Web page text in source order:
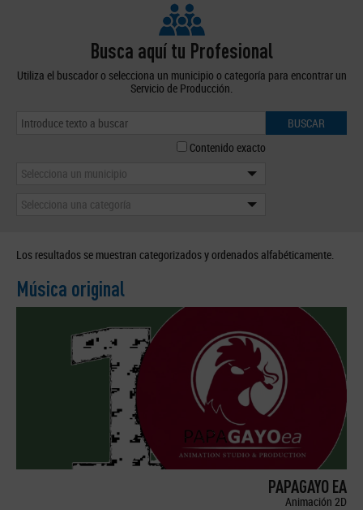
Busca aquí tu Profesional
Utiliza el buscador o selecciona un municipio o categoría para encontrar un
Servicio de Producción.
BUSCAR
Contenido exacto
Selecciona un municipio
Selecciona una categoría
Los resultados se muestran categorizados y ordenados alfabéticamente.
Música original
PAPAGAYO EA
Animación 2D